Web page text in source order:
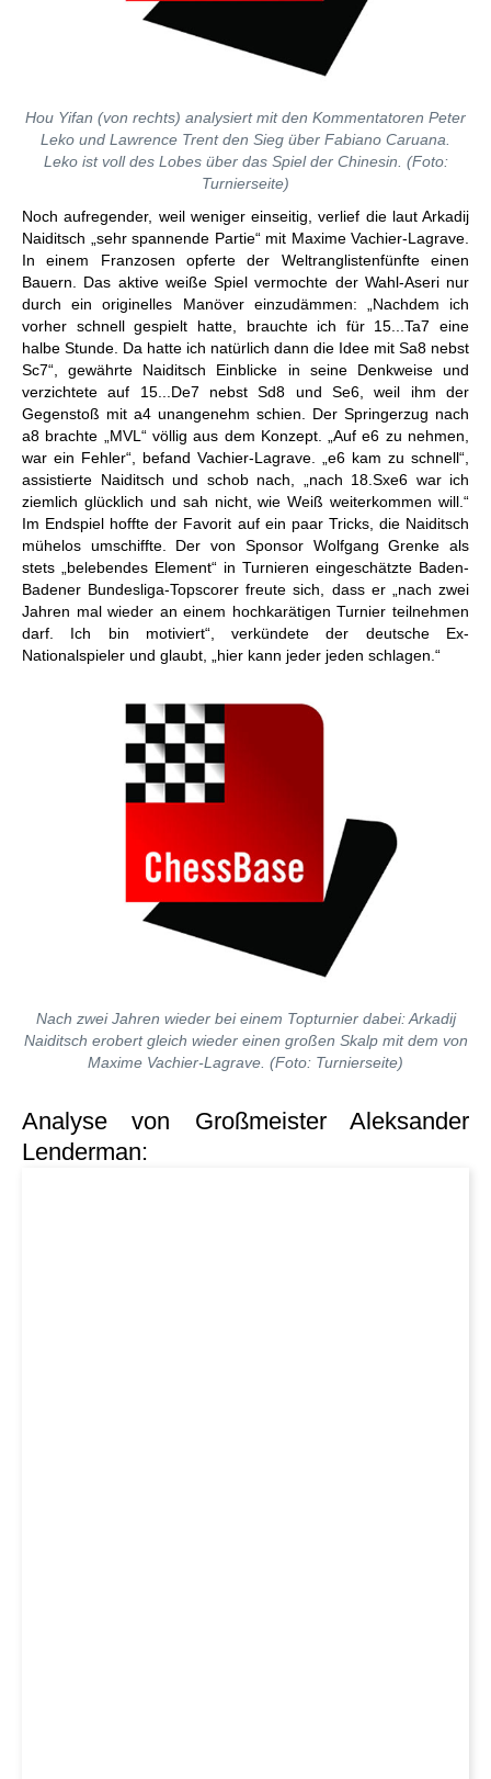
Hou Yifan (von rechts) analysiert mit den Kommentatoren Peter
Leko und Lawrence Trent den Sieg über Fabiano Caruana.
Leko ist voll des Lobes über das Spiel der Chinesin. (Foto:
Turnierseite)
Noch aufregender, weil weniger einseitig, verlief die laut Arkadij
Naiditsch „sehr spannende Partie“ mit Maxime Vachier-Lagrave.
In einem Franzosen opferte der Weltranglistenfünfte einen
Bauern. Das aktive weiße Spiel vermochte der Wahl-Aseri nur
durch ein originelles Manöver einzudämmen: „Nachdem ich
vorher schnell gespielt hatte, brauchte ich für 15...Ta7 eine
halbe Stunde. Da hatte ich natürlich dann die Idee mit Sa8 nebst
Sc7“, gewährte Naiditsch Einblicke in seine Denkweise und
verzichtete auf 15...De7 nebst Sd8 und Se6, weil ihm der
Gegenstoß mit a4 unangenehm schien. Der Springerzug nach
a8 brachte „MVL“ völlig aus dem Konzept. „Auf e6 zu nehmen,
war ein Fehler“, befand Vachier-Lagrave. „e6 kam zu schnell“,
assistierte Naiditsch und schob nach, „nach 18.Sxe6 war ich
ziemlich glücklich und sah nicht, wie Weiß weiterkommen will.“
Im Endspiel hoffte der Favorit auf ein paar Tricks, die Naiditsch
mühelos umschiffte. Der von Sponsor Wolfgang Grenke als
stets „belebendes Element“ in Turnieren eingeschätzte Baden-
Badener Bundesliga-Topscorer freute sich, dass er „nach zwei
Jahren mal wieder an einem hochkarätigen Turnier teilnehmen
darf. Ich bin motiviert“, verkündete der deutsche Ex-
Nationalspieler und glaubt, „hier kann jeder jeden schlagen.“
Nach zwei Jahren wieder bei einem Topturnier dabei: Arkadij
Naiditsch erobert gleich wieder einen großen Skalp mit dem von
Maxime Vachier-Lagrave. (Foto: Turnierseite)
Analyse von Großmeister Aleksander
Lenderman: